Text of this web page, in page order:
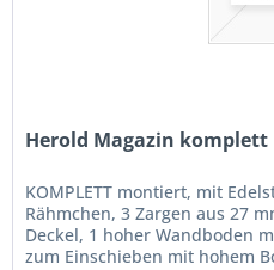
Herold Magazin
KOMPLETT montiert, mit
Rähmchen, 3 Zargen aus 27
Deckel, 1 hoher Wandboden
zum Einschieben mit hohem